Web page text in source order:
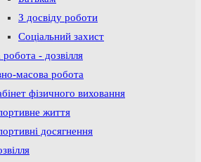
З досвіду роботи
Соціальний захист
- дозвілля
масова робота
фізичного виховання
життя
досягнення